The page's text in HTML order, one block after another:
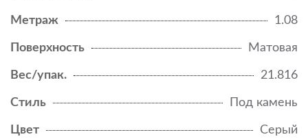
Метраж 1.08
Поверхность Матовая
Вес/упак. 21.816
Стиль Под камень
Цвет Серый